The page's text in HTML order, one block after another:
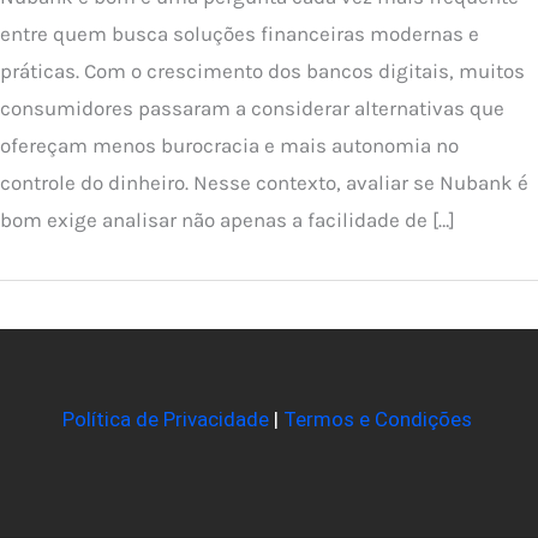
entre quem busca soluções financeiras modernas e
práticas. Com o crescimento dos bancos digitais, muitos
consumidores passaram a considerar alternativas que
ofereçam menos burocracia e mais autonomia no
controle do dinheiro. Nesse contexto, avaliar se Nubank é
bom exige analisar não apenas a facilidade de […]
Política de Privacidade| Termos e Condições